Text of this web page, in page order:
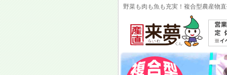
野菜も肉も魚も充実！複合型農産物